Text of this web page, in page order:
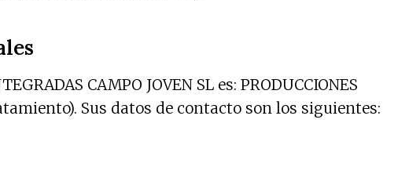
CAMPO JOVEN SL es: PRODUCCIONES
Sus datos de contacto son los siguientes: